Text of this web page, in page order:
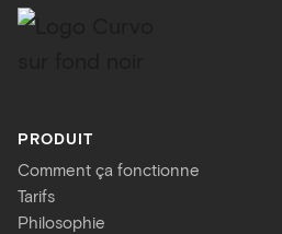
PRODUIT
Comment ça fonctionne
Tarifs
Philosophie